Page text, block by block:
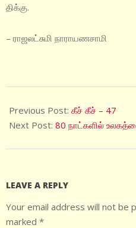
திக்கு.
– ராஜலட்சுமி நாராயணசாமி
02-
15
Previous Post: கீச் கீச் – 47
Next Post: 80 நாட்களில்
LEAVE A REPLY
Your email address will not be
marked *